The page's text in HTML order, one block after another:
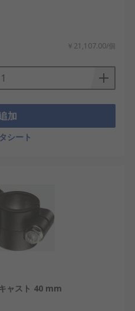
￥21,107.00/個
加
シート
ャスト 40 mm